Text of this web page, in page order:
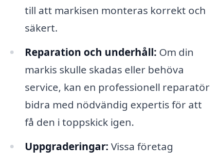
till att markisen monteras korrekt och
säkert.
Reparation och underhåll: Om din
markis skulle skadas eller behöva
service, kan en professionell reparatör
bidra med nödvändig expertis för att
få den i toppskick igen.
Uppgraderingar: Vissa företag